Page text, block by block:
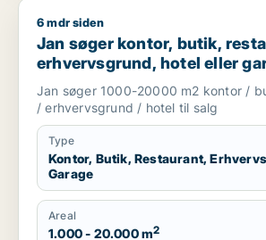
Jan søger kontor, butik, restaurant,
6 mdr siden
Jan søger kontor, butik,
erhvervsgrund, hotel eller
København, Kongens Lyngby
Gentofte
Jan søger 1000-20000 m2 kontor /
/ erhvervsgrund / hotel til salg
Type
Kontor, Butik, Restaurant,
Garage
Areal
1.000 - 20.000 m2